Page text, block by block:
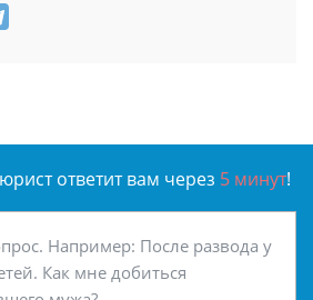
ответит вам через 5 минут!